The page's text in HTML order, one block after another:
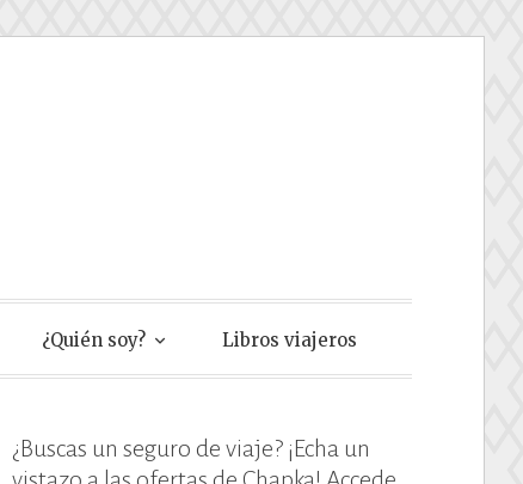
¿Quién soy? Libros viajeros
¿Buscas un seguro de viaje? ¡Echa un